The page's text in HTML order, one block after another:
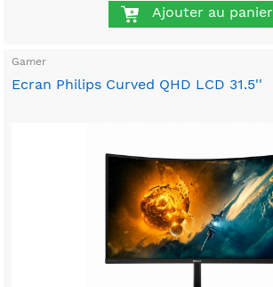
Ajouter au panier
Gamer
Ecran Philips Curved QHD LCD 31.5''